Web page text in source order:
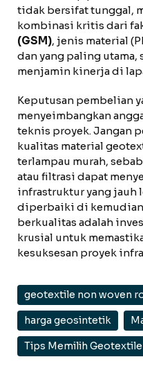
tidak bersifat tunggal,
kombinasi kritis dari
(GSM), jenis material
dan yang paling
menjamin kinerja di
Keputusan pembelian
menyeimbangkan
teknis proyek. Jangan
kualitas material
terlampau murah,
atau filtrasi dapat
infrastruktur yang jauh
diperbaiki di
berkualitas adalah
krusial untuk
kesuksesan proyek
geotextile non woven
harga geosintetik
Tips Memilih Geotextile